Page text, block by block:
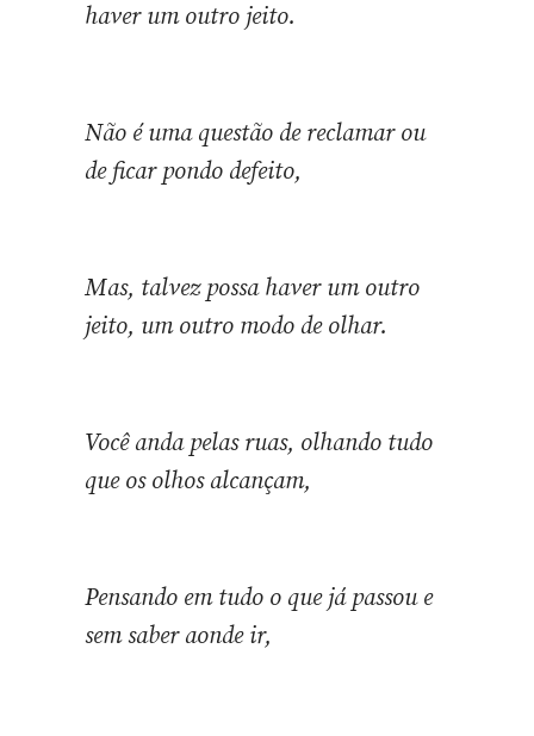
haver um outro jeito.
Não é uma questão de reclamar ou
de ficar pondo defeito,
Mas, talvez possa haver um outro
jeito, um outro modo de olhar.
Você anda pelas ruas, olhando tudo
que os olhos alcançam,
Pensando em tudo o que já passou e
sem saber aonde ir,